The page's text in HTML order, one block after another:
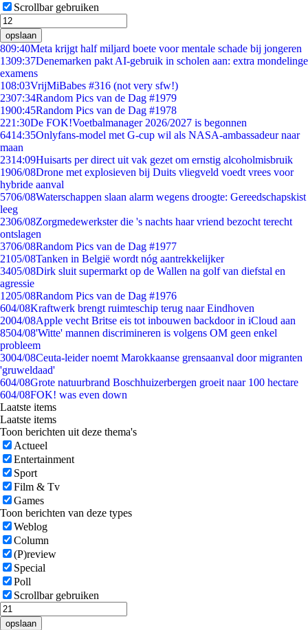
Scrollbar gebruiken
opslaan
809:40Meta krijgt half miljard boete voor mentale schade bij jongeren
1309:37Denemarken pakt AI-gebruik in scholen aan: extra mondelinge
examens
108:03VrijMiBabes #316 (not very sfw!)
2307:34Random Pics van de Dag #1979
1900:45Random Pics van de Dag #1978
221:30De FOK!Voetbalmanager 2026/2027 is begonnen
6414:35Onlyfans-model met G-cup wil als NASA-ambassadeur naar
maan
2314:09Huisarts per direct uit vak gezet om ernstig alcoholmisbruik
1906/08Drone met explosieven bij Duits vliegveld voedt vrees voor
hybride aanval
5706/08Waterschappen slaan alarm wegens droogte: Gereedschapskist
leeg
2306/08Zorgmedewerkster die 's nachts haar vriend bezocht terecht
ontslagen
3706/08Random Pics van de Dag #1977
2105/08Tanken in België wordt nóg aantrekkelijker
3405/08Dirk sluit supermarkt op de Wallen na golf van diefstal en
agressie
1205/08Random Pics van de Dag #1976
604/08Kraftwerk brengt ruimteschip terug naar Eindhoven
2004/08Apple vecht Britse eis tot inbouwen backdoor in iCloud aan
8504/08'Witte' mannen discrimineren is volgens OM geen enkel
probleem
3004/08Ceuta-leider noemt Marokkaanse grensaanval door migranten
'gruweldaad'
604/08Grote natuurbrand Boschhuizerbergen groeit naar 100 hectare
604/08FOK! was even down
Laatste items
Laatste items
Toon berichten uit deze thema's
Actueel
Entertainment
Sport
Film & Tv
Games
Toon berichten van deze types
Weblog
Column
(P)review
Special
Poll
Scrollbar gebruiken
opslaan